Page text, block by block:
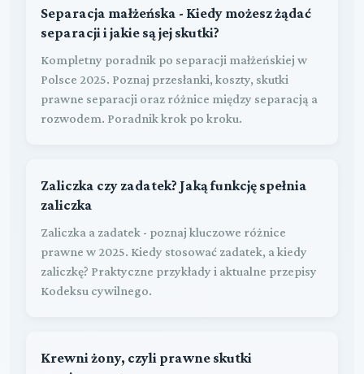
Separacja małżeńska - Kiedy możesz żądać
separacji i jakie są jej skutki?
Kompletny poradnik po separacji małżeńskiej w
Polsce 2025. Poznaj przesłanki, koszty, skutki
prawne separacji oraz różnice między separacją a
rozwodem. Poradnik krok po kroku.
Zaliczka czy zadatek? Jaką funkcję spełnia
zaliczka
Zaliczka a zadatek - poznaj kluczowe różnice
prawne w 2025. Kiedy stosować zadatek, a kiedy
zaliczkę? Praktyczne przykłady i aktualne przepisy
Kodeksu cywilnego.
Krewni żony, czyli prawne skutki